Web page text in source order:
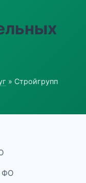
» Стройгрупп
ФО